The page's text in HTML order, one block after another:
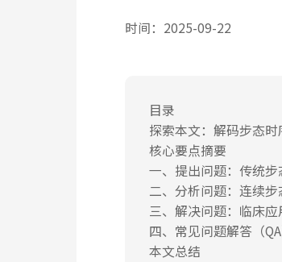
时间：2025-09-22
目录
探索本文：解码步态
核心要点摘要
一、提出问题：传统
二、分析问题：连续
三、解决问题：临床
四、常见问题解答（QA
本文总结